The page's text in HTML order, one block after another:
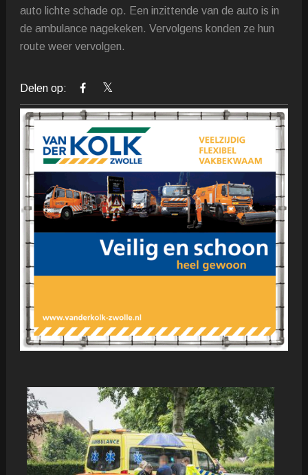
auto lichte schade op. Een inzittende van de auto is in
de ambulance nagekeken. Vervolgens konden ze hun
route weer vervolgen.
Delen op: